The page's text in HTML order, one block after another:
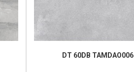
DT 60DB TAMDAO006